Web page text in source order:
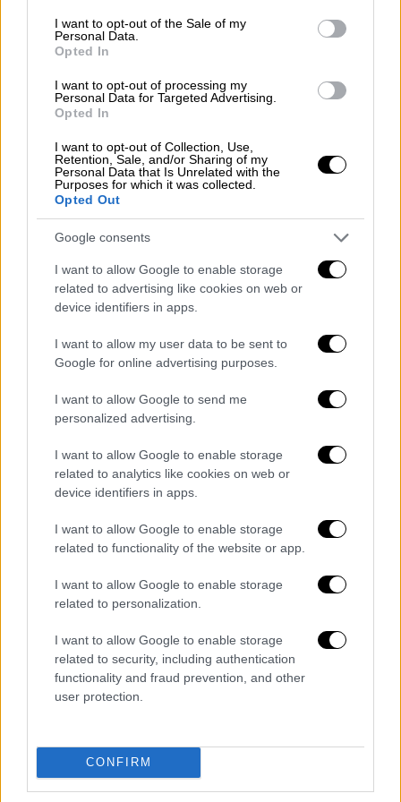
consent section.
I want to opt-out of the Sale of my
Personal Data.
Opted In
I want to opt-out of processing my
Personal Data for Targeted Advertising.
Opted In
I want to opt-out of Collection, Use,
Retention, Sale, and/or Sharing of my
Personal Data that Is Unrelated with the
Purposes for which it was collected.
Opted Out
Google consents
I want to allow Google to enable storage
related to advertising like cookies on web or
device identifiers in apps.
I want to allow my user data to be sent to
Google for online advertising purposes.
I want to allow Google to send me
personalized advertising.
I want to allow Google to enable storage
related to analytics like cookies on web or
device identifiers in apps.
I want to allow Google to enable storage
related to functionality of the website or app.
I want to allow Google to enable storage
related to personalization.
I want to allow Google to enable storage
related to security, including authentication
functionality and fraud prevention, and other
user protection.
CONFIRM
το υπουργικό στην Τουρκία: Γιατί
καθυστερεί το θέμα της Σουηδίας -
Συνεχίζει το παζάρι για τα F-16
Κόσμος|18.01.2024 08:05
Προεκλογική... ελεημοσύνη από
Ερντογάν - Αυξάνει την κατώτατη
σύνταξη στα 300€
Αφήνοντας και πάλι αιχμές για τις ΗΠΑ, ο
Τούρκος πρόεδρος δήλωσε: «Σήμερα, όλοι
παρακολουθούμε εκείνους που παρέχουν
απεριόριστη και άνευ όρων υποστήριξη στην
ισραηλινή κυβέρνησηστέλνοντας
. Όσοι
όμως κλείνουν τα μάτια στις σφαγές και τις
θηριωδίες που διαπράττει το Ισραήλ, θα
καταλήξουν να λένε στο μέλλον “μακάρι να
είχε γίνει αλλιώς” και θα βιώσουν μεγάλες
τύψεις. Για να μιλήσουμε ειλικρινά, οι
δυτικές χώρες και οι διεθνείς θεσμοί
ασφαλείας, που δοκιμάστηκαν με άσχημα
αποτελέσματα στο θέμα της Γάζας, δεν
έχουν πλέον καμία αξιοπιστία».
Νέα πυρά στις ΗΠΑ
«Τα φασιστικά πρόσωπα αυτών που μιλούν
Δημοκρατίαέχουν πλέον αποκαλυφθεί.
εκθέσεις για τα ανθρώπινα δικαιώματα και
τις ελευθερίες κλείνουν τα μάτια μπροστά
στα παιδιά, ταμωρά και τις γυναίκες που